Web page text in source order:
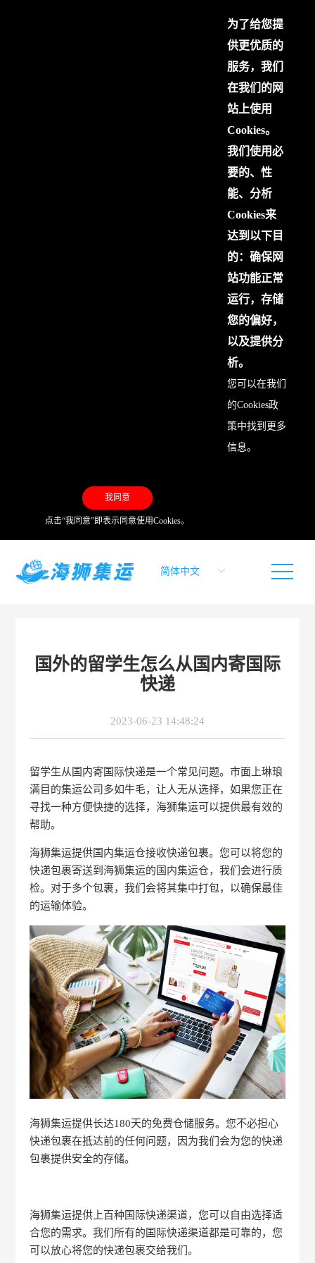
为了给您提
供更优质的
服务，我们
在我们的网
站上使用
Cookies。
我们使用必
要的、性
能、分析
Cookies来
达到以下目
的：确保网
站功能正常
运行，存储
您的偏好，
以及提供分
析。
您可以在我们
的Cookies政
策中找到更多
信息。
我同意
点击“我同意”即表示同意使用Cookies。
国外的留学生怎么从国内寄国际
快递
2023-06-23 14:48:24
留学生从国内寄国际快递是一个常见问题。市面上琳琅
满目的集运公司多如牛毛，让人无从选择，如果您正在
寻找一种方便快捷的选择，海狮集运可以提供最有效的
帮助。
海狮集运提供国内集运仓接收快递包裹。您可以将您的
快递包裹寄送到海狮集运的国内集运仓，我们会进行质
检。对于多个包裹，我们会将其集中打包，以确保最佳
的运输体验。
海狮集运提供长达180天的免费仓储服务。您不必担心
快递包裹在抵达前的任何问题，因为我们会为您的快递
包裹提供安全的存储。
海狮集运提供上百种国际快递渠道，您可以自由选择适
合您的需求。我们所有的国际快递渠道都是可靠的，您
可以放心将您的快递包裹交给我们。